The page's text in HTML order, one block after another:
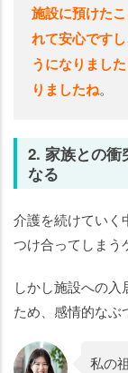
施設に預けた
れて安心です
うになりまし
りましたね。
2. 家族との衝
なる
介護を続けていく
つけ合ってしまう
しかし施設への
ため、感情的なぶ
私の